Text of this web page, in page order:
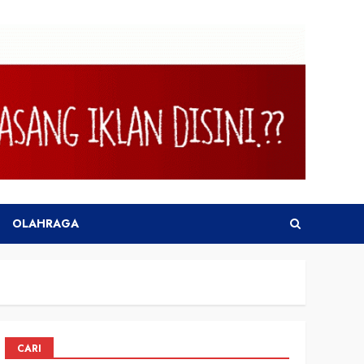
OLAHRAGA
CARI